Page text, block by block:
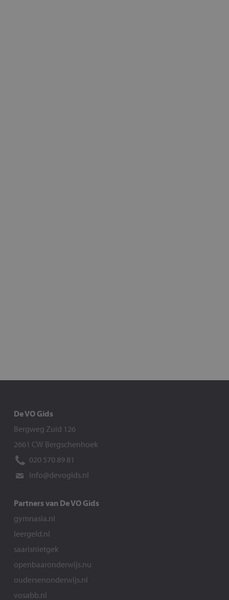
De VO Gids
Bergweg Zuid 126
2661 CW Bergschenhoek
020 570 89 81
info@devogids.nl
Partners van De VO Gids
gymnasia.nl
leergeld.nl
saarisnietgek
openbaaronderwijs.nu
oudersenonderwijs.nl
vosabb.nl